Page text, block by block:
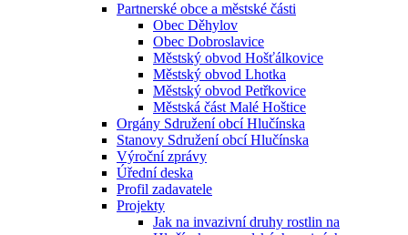
Partnerské obce a městské části
Obec Děhylov
Obec Dobroslavice
Městský obvod Hošťálkovice
Městský obvod Lhotka
Městský obvod Petřkovice
Městská část Malé Hoštice
Orgány Sdružení obcí Hlučínska
Stanovy Sdružení obcí Hlučínska
Výroční zprávy
Úřední deska
Profil zadavatele
Projekty
Jak na invazivní druhy rostlin na